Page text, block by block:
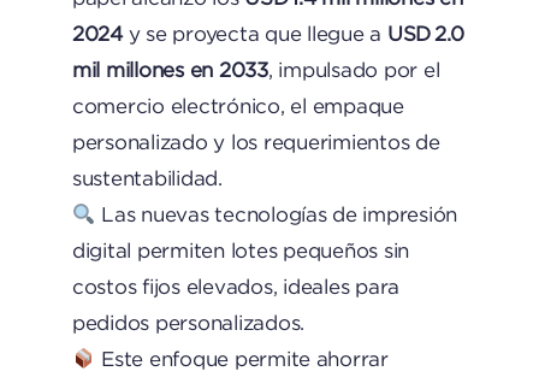
2024y se proyecta que llegue a USD 2.0
mil millones en 2033, impulsado por el
comercio electrónico, el empaque
personalizado y los requerimientos de
sustentabilidad.
Las nuevas tecnologías de impresión
digital permiten lotes pequeños sin
costos fijos elevados, ideales para
pedidos personalizados.
Este enfoque permite ahorrar